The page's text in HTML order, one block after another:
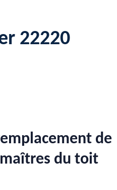
22220
de
du toit